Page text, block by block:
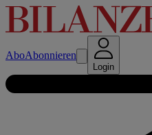
AboAbonnieren
Login